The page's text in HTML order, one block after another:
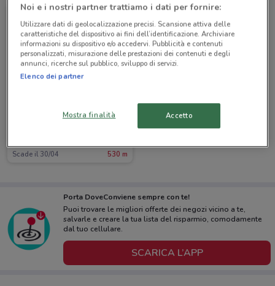
Scade il 30/04 530 m
Porta DoveConviene sempre con te!
Puoi trovare le migliori offerte dei negozi vicino a te,
salvarle e creare la tua lista del risparmio, comodamente
dal tuo cellulare.
SCARICA L’APP
Noi e i nostri partner trattiamo i dati per fornire:
Utilizzare dati di geolocalizzazione precisi. Scansione attiva delle
caratteristiche del dispositivo ai fini dell’identificazione. Archiviare
informazioni su dispositivo e/o accedervi. Pubblicità e contenuti
personalizzati, misurazione delle prestazioni dei contenuti e degli
annunci, ricerche sul pubblico, sviluppo di servizi.
Elenco dei partner
Mostra finalità Accetto